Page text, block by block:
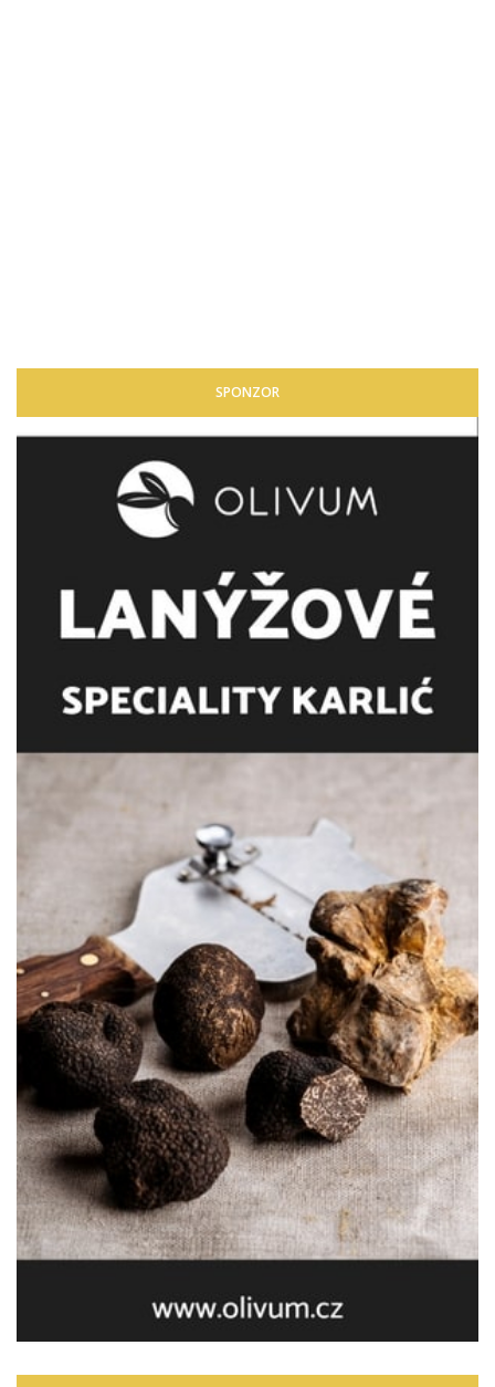
SPONZOR